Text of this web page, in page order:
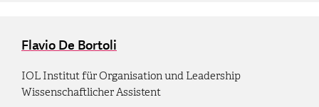
Flavio De Bortoli
IOL Institut für Organisation und Leadership
Wissenschaftlicher Assistent